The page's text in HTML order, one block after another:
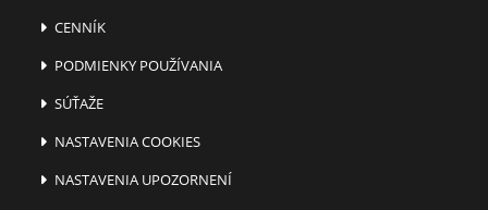
CENNÍK
PODMIENKY POUŽÍVANIA
SÚŤAŽE
NASTAVENIA COOKIES
NASTAVENIA UPOZORNENÍ